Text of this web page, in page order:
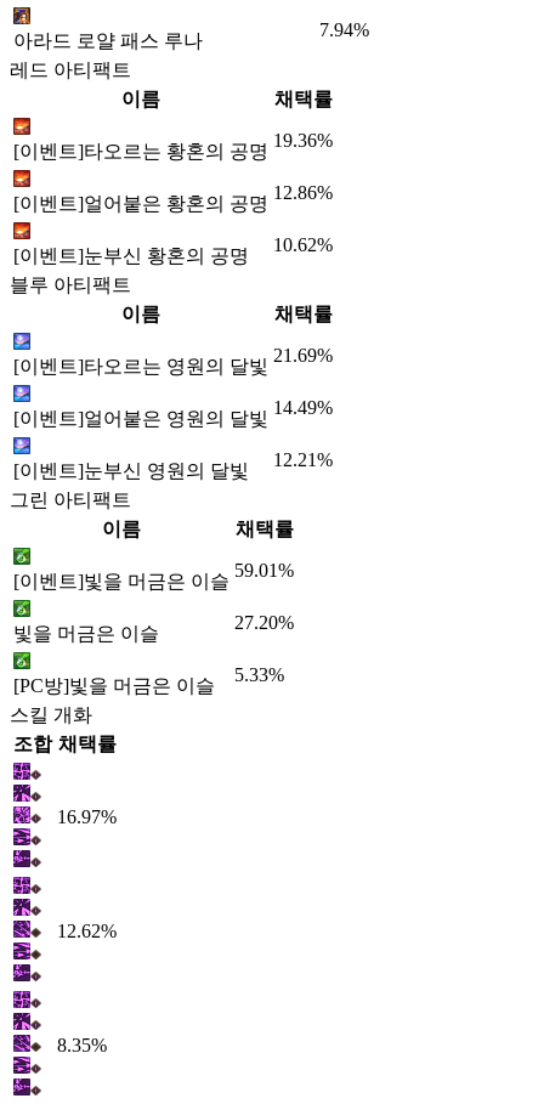
아라드 로얄 패스 루나
7.94%
레드 아티팩트
이름
채택률
[이벤트]타오르는 황혼의 공명
19.36%
[이벤트]얼어붙은 황혼의 공명
12.86%
[이벤트]눈부신 황혼의 공명
10.62%
블루 아티팩트
이름
채택률
[이벤트]타오르는 영원의 달빛
21.69%
[이벤트]얼어붙은 영원의 달빛
14.49%
[이벤트]눈부신 영원의 달빛
12.21%
그린 아티팩트
이름
채택률
[이벤트]빛을 머금은 이슬
59.01%
빛을 머금은 이슬
27.20%
[PC방]빛을 머금은 이슬
5.33%
스킬 개화
조합 채택률
16.97%
12.62%
8.35%